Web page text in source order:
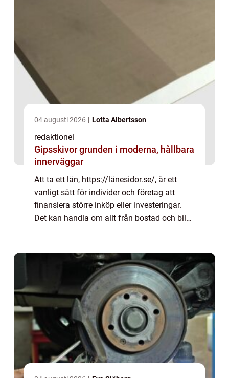
04 augusti 2026 Lotta Albertsson
redaktionel
Gipsskivor grunden i moderna, hållbara
innerväggar
Att ta ett lån, https://lånesidor.se/, är ett
vanligt sätt för individer och företag att
finansiera större inköp eller investeringar.
Det kan handla om allt från bostad och bil